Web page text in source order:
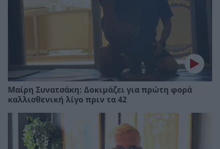
Μαίρη Συνατσάκη: Δοκιμάζει για πρώτη φορά
καλλισθενική λίγο πριν τα 42